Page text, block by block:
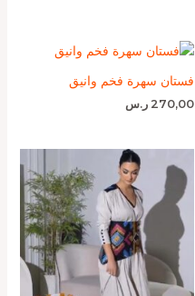
فستان سهرة فخم وانيق
270,00 ر.س